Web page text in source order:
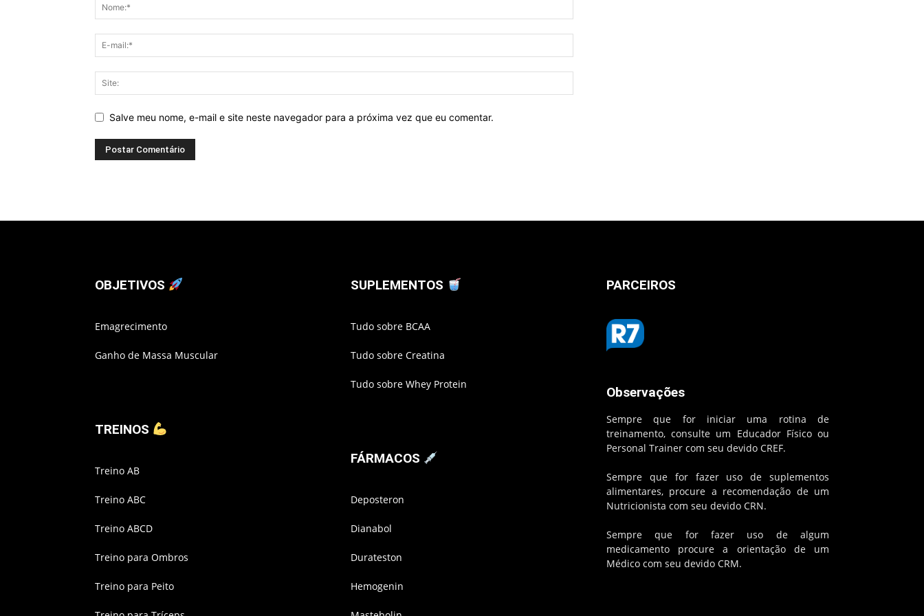
Salve meu nome, e-mail e site neste navegador para a próxima vez que eu comentar.
OBJETIVOS
Emagrecimento
Ganho de Massa Muscular
TREINOS
Treino AB
Treino ABC
Treino ABCD
Treino para Ombros
Treino para Peito
SUPLEMENTOS
Tudo sobre BCAA
Tudo sobre Creatina
Tudo sobre Whey Protein
FÁRMACOS
Deposteron
Dianabol
Durateston
Hemogenin
PARCEIROS
Observações
Sempre que for iniciar uma rotina de
treinamento, consulte um Educador Físico ou
Personal Trainer com seu devido CREF.
Sempre que for fazer uso de suplementos
alimentares, procure a recomendação de um
Nutricionista com seu devido CRN.
Sempre que for fazer uso de algum
medicamento procure a orientação de um
Médico com seu devido CRM.